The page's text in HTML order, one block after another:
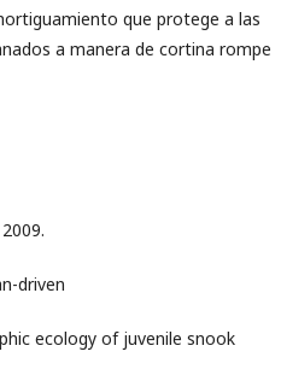
que protege a las
a manera de cortina rompe
driven
ecology of juvenile snook